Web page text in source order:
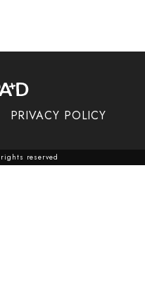
PRIVACY POLICY
reserved